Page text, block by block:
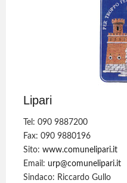
Lipari
Tel: 090 9887200
Fax: 090 9880196
Sito:www.comunelipari.it
Email: urp@comunelipari.it
Sindaco: Riccardo Gullo